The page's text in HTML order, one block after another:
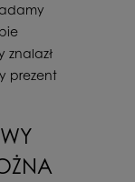
znalazł
prezent